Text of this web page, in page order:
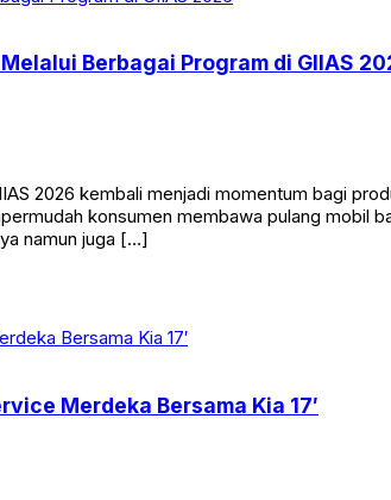
Berbagai Program di GIIAS
2026 kembali menjadi momentum bagi
konsumen membawa pulang mobil
namun juga […]
Merdeka Bersama Kia 17′